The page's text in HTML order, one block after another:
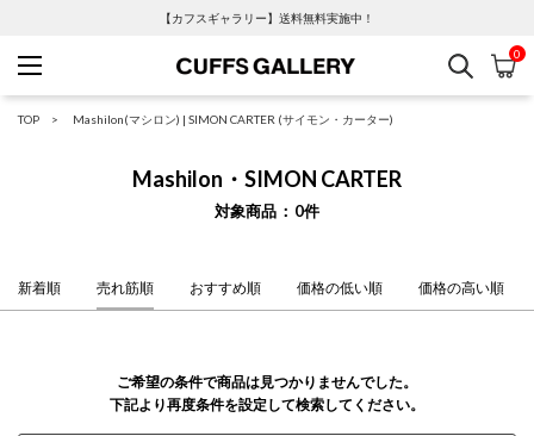
【カフスギャラリー】送料無料実施中！
Cuffs Gallery
検索 カ
0
TOP Mashilon(マシロン) | SIMON CARTER (サイモン・カーター)
Mashilon・SIMON CARTER
対象商品 0件
新着順 売れ筋順 おすすめ順 価格の低い順 価格の高い順
ご希望の条件で商品は見つかりませんでした。
下記より再度条件を設定して検索してください。